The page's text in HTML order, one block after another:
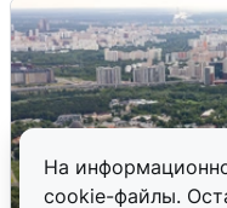
На
cookie-файлы.